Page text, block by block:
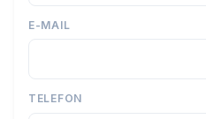
E-MAIL
TELEFON